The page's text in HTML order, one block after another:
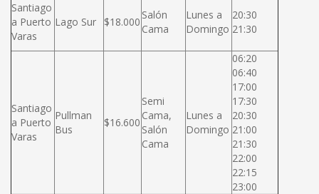
Santiago
a Puerto
Varas
Lago Sur $18.000
Salón
Cama
Lunes a
Domingo
20:30
21:30
Santiago
a Puerto
Varas
Pullman
Bus
$16.600
Semi
Cama,
Salón
Cama
Lunes a
Domingo
06:20
06:40
17:00
17:30
20:30
21:00
21:30
22:00
22:15
23:00